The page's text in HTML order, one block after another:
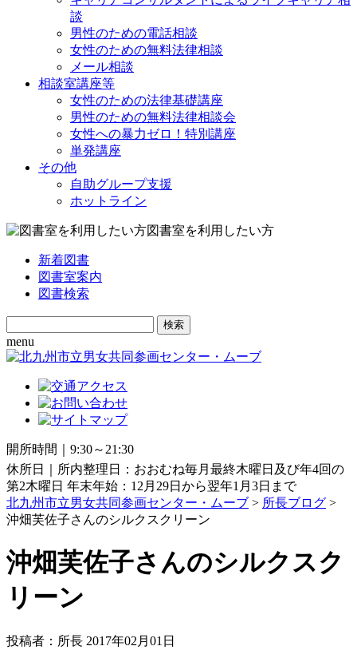
談
男性のための電話相談
女性のための無料法律相談
メール相談
相談室講座等
女性のための法律基礎講座
男性のための無料法律相談会
女性への暴力ゼロ！特別講座
単発講座
その他
自助グループ支援
ホットライン
図書室を利用したい方
新着図書
図書室案内
図書検索
Search
for:
menu
開所時間｜9:30～21:30
休所日｜所内整理日：おおむね毎月最終木曜日及び年4回の
第2木曜日 年末年始：12月29日から翌年1月3日まで
北九州市立男女共同参画センター・ムーブ > 所長ブログ >
沖畑芙佐子さんのシルクスクリーン
沖畑芙佐子さんのシルクスク
リーン
投稿者：所長 2017年02月01日